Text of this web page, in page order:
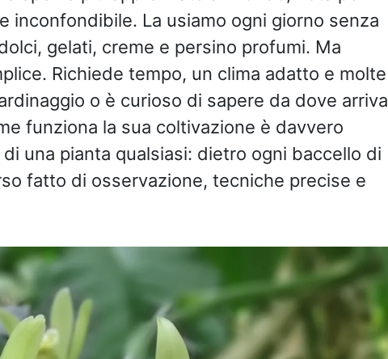
inconfondibile. La usiamo ogni giorno senza
gelati, creme e persino profumi. Ma
Richiede tempo, un clima adatto e molte
o è curioso di sapere da dove arriva
funziona la sua coltivazione è davvero
una pianta qualsiasi: dietro ogni baccello di
fatto di osservazione, tecniche precise e